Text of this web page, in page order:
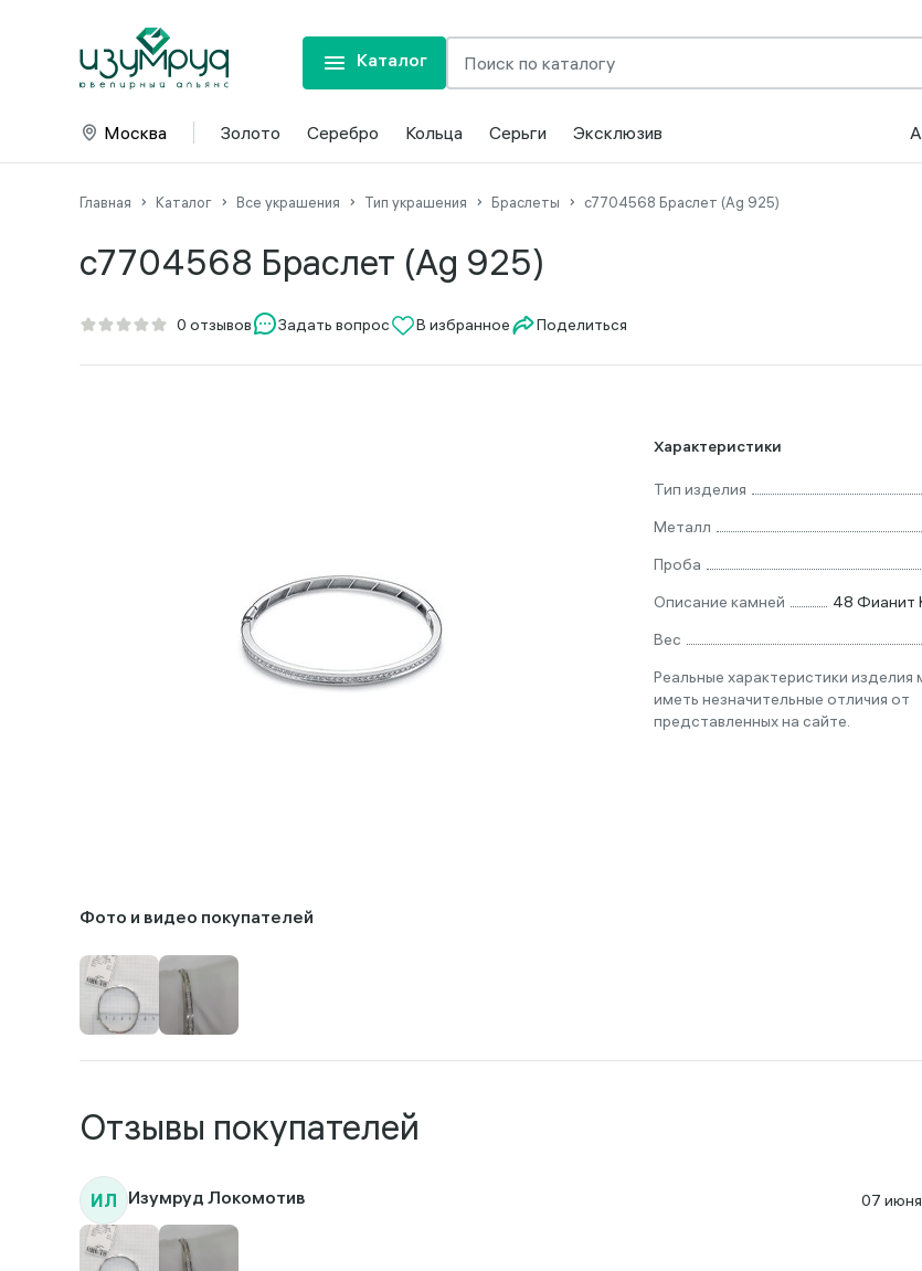
Каталог
Москва Золото Серебро Кольца Серьги Эксклюзив
Главная Каталог Все украшения Тип украшения Браслеты с7704568 Браслет (Ag 925)
с7704568 Браслет (Ag 925)
Задать вопрос Поделиться
Фото и видео покупателей
Характеристики
Тип изделия
Металл
Проба
Описание камней
48 Фианит
Вес
Реальные характеристики изделия
иметь незначительные отличия от
представленных на сайте.
Отзывы покупателей
ИЛ Изумруд Локомотив 07